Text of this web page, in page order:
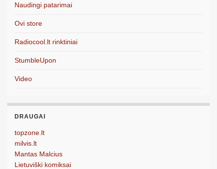
Naudingi patarimai
Ovi store
Radiocool.lt rinktiniai
StumbleUpon
Video
DRAUGAI
topzone.lt
milvis.lt
Mantas Malcius
Lietuviški komiksai